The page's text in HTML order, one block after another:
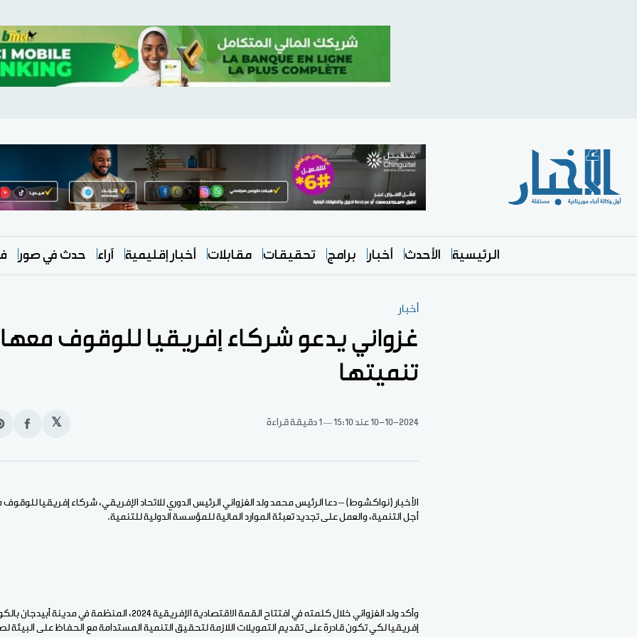
الرئيسية الأحدث أخبار برامج تحقيقات مقابلات أخبار إقليمية آراء حدث في صور
أخبار
غزواني يدعو شركاء إفريقيا للوقوف
تنميتها
10-10-2024 عند 15:10 1 دقيقة قراءة 𝕏
انشر
الأخبار (نواكشوط) – دعا الرئيس محمد ولد الغزواني الرئيس الدوري للاتحاد الإفريقي، شركاء إفريقيا
أجل التنمية، والعمل على تجديد تعبئة الموارد المالية للمؤسسة الدولية للتنمية.
وأكد ولد الغزواني خلال كلمته في افتتاح القمة الاقتصادية الإفريقية 2024،
إفريقيا لكي تكون قادرة على تقديم التمويلات اللازمة لتحقيق التنمية المستدامة مع الحفاظ على البيئة